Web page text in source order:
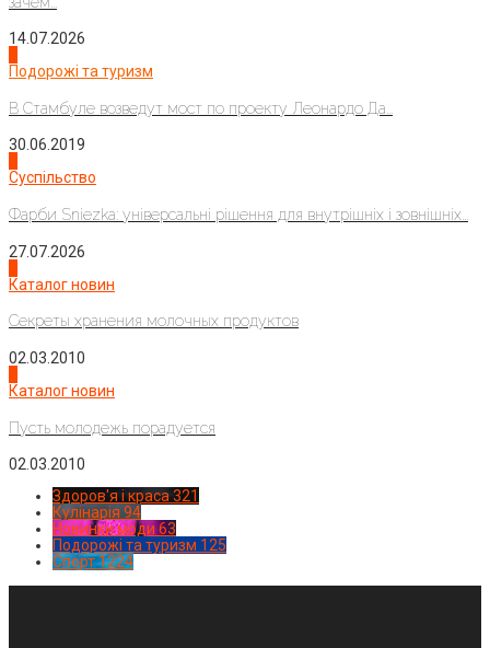
14.07.2026
Подорожі та туризм
В Стамбуле возведут мост по проекту Леонардо Да...
30.06.2019
Суспільство
Фарби Sniezka: універсальні рішення для внутрішніх і зовнішніх...
27.07.2026
Каталог новин
Секреты хранения молочных продуктов
02.03.2010
Каталог новин
Пусть молодежь порадуется
02.03.2010
Здоров'я і краса 321
Кулінарія 94
Новинки моди 63
Подорожі та туризм 125
Спорт1224